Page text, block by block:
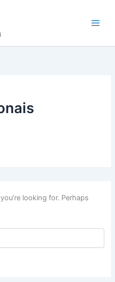
looking for. Perhaps